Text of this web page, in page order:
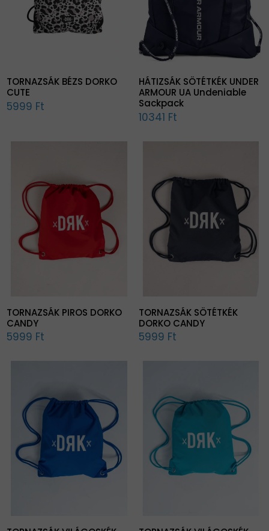
TORNAZSÁK BÉZS DORKO
CUTE
5999 Ft
HÁTIZSÁK SÖTÉTKÉK UNDER
ARMOUR UA Undeniable
Sackpack
10341 Ft
TORNAZSÁK PIROS DORKO
CANDY
5999 Ft
TORNAZSÁK SÖTÉTKÉK
DORKO CANDY
5999 Ft